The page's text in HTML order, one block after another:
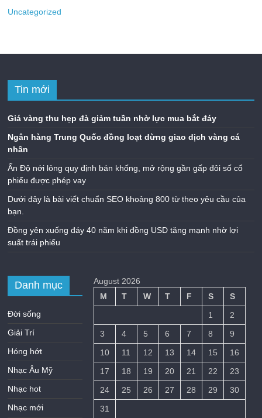
Uncategorized
Tin mới
Giá vàng thu hẹp đà giảm tuần nhờ lực mua bắt đáy
Ngân hàng Trung Quốc đồng loạt dừng giao dịch vàng cá
nhân
Ấn Độ nới lỏng quy định bán khống, mở rộng gần gấp đôi số cổ
phiếu được phép vay
Dưới đây là bài viết chuẩn SEO khoảng 800 từ theo yêu cầu của
bạn.
Đồng yên xuống đáy 40 năm khi đồng USD tăng mạnh nhờ lợi
suất trái phiếu
Danh mục
Đời sống
Giải Trí
Hóng hớt
Nhạc Âu Mỹ
Nhạc hot
Nhạc mới
August 2026
M
T W T F S
S
1
2
3
4 5 6 7 8
9
10
11 12 13 14 15
16
17
18 19 20 21 22
23
24
25 26 27 28 29
30
31